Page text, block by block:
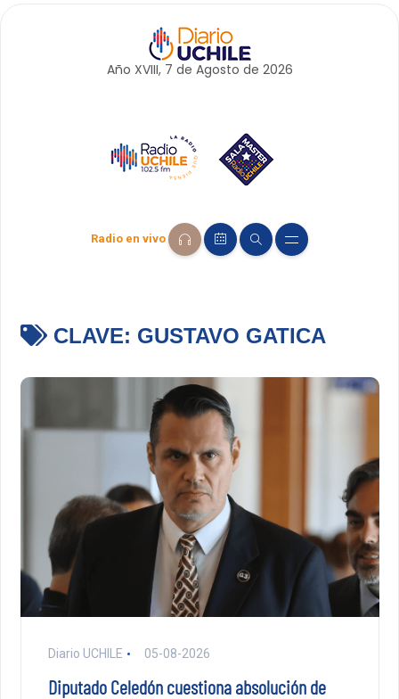
Año XVIII, 7 de Agosto de 2026
Radio en vivo
CLAVE: GUSTAVO GATICA
Diario UCHILE 05-08-2026
Diputado Celedón cuestiona absolución de